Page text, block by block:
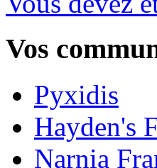
Vos
Pyxidis
Hayden's
Narnia